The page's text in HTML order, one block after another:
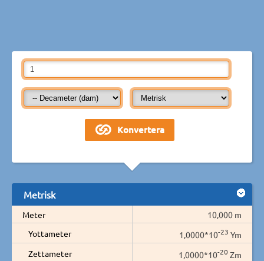
Metrisk
Meter
10,000 m
Yottameter
1,0000*10-23 Ym
Zettameter
1,0000*10-20 Zm